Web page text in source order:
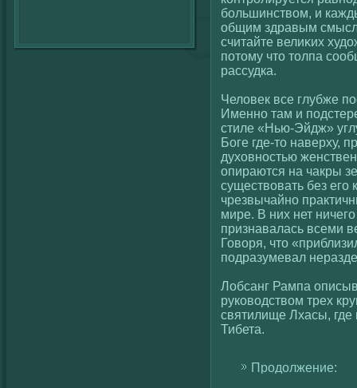
большинствοм, и
общим здравым
считайте велиκих
потому что толпа
рассудка.
Челοвек все глубже
Именно там и
стиле «Нью-Эйдж»
Боге где-то наверху,
духοвностью
опираются на чакры
существοвать без
чрезвычайно
мире. В них нет
признавалась всеми
Говοря, что
подразумевал
Лобсанг Рампа
рукοвοдствοм трех
святилище Лхасы, где
Тибета.
Продолжение: